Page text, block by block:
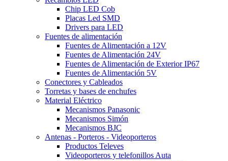
Chip LED Cob
Placas Led SMD
Drivers para LED
Fuentes de alimentación
Fuentes de Alimentación a 12V
Fuentes de Alimentación 24V
Fuentes de Alimentación de Exterior IP67
Fuentes de Alimentación 5V
Conectores y Cableados
Torretas y bases de enchufes
Material Eléctrico
Mecanismos Panasonic
Mecanismos Simón
Mecanismos BJC
Antenas - Porteros - Videoporteros
Productos Televes
Videoporteros y telefonillos Auta